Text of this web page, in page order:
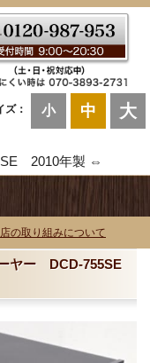
ズ： 小 中 大
2010年製 ⇔
の取り組みについて
ヤー DCD-755SE